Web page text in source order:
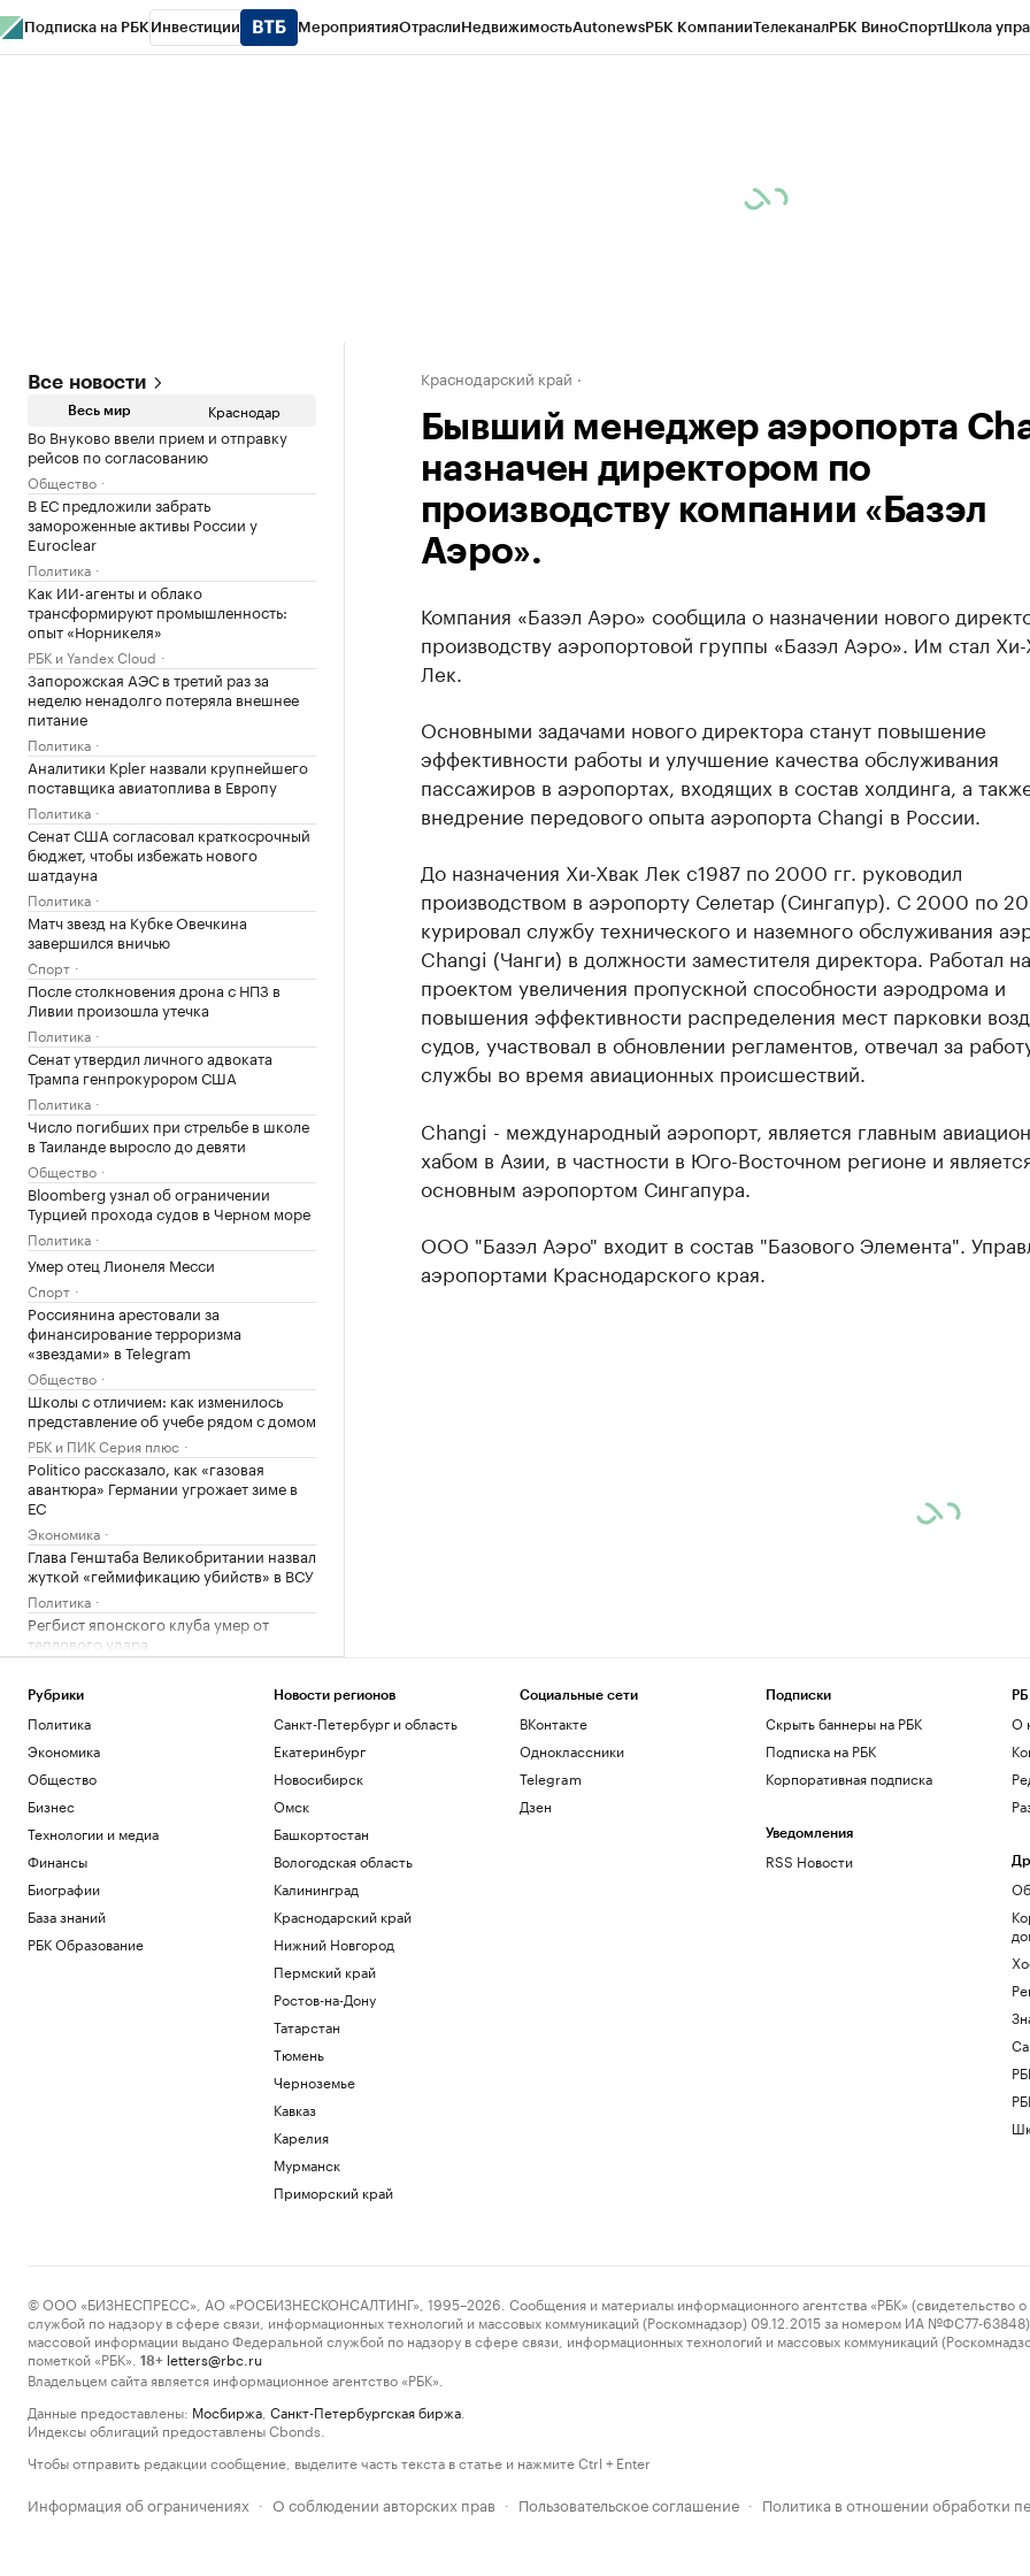
Подписка на РБК Инвестиции МероприятияОтраслиНедвижимостьAutonewsРБК КомпанииТелеканалРБК ВиноСпортШкола
Все новости
Весь мир Краснодар
Во Внуково ввели прием и отправку
рейсов по согласованию
Общество
В ЕС предложили забрать
замороженные активы России у
Euroclear
Политика
Как ИИ-агенты и облако
трансформируют промышленность:
опыт «Норникеля»
РБК и Yandex Cloud
Запорожская АЭС в третий раз за
неделю ненадолго потеряла внешнее
питание
Политика
Аналитики Kpler назвали крупнейшего
поставщика авиатоплива в Европу
Политика
Сенат США согласовал краткосрочный
бюджет, чтобы избежать нового
шатдауна
Политика
Матч звезд на Кубке Овечкина
завершился вничью
Спорт
После столкновения дрона с НПЗ в
Ливии произошла утечка
Политика
Сенат утвердил личного адвоката
Трампа генпрокурором США
Политика
Число погибших при стрельбе в школе
в Таиланде выросло до девяти
Общество
Bloomberg узнал об ограничении
Турцией прохода судов в Черном море
Политика
Умер отец Лионеля Месси
Спорт
Россиянина арестовали за
финансирование терроризма
«звездами» в Telegram
Общество
Школы с отличием: как изменилось
представление об учебе рядом с домом
РБК и ПИК Серия плюс
Politico рассказало, как «газовая
авантюра» Германии угрожает зиме в
ЕС
Экономика
Глава Генштаба Великобритании назвал
жуткой «геймификацию убийств» в ВСУ
Политика
Регбист японского клуба умер от
теплового удара
Фон дер Ляйен призвала перекрывать
Политика
Как выход на фондовый рынок изменил
компании малого бизнеса
РБК и МСП Банк
Обладатель Кубка Стэнли Кузнецов
подписал контракт с «Сибирью»
Спорт
Краснодарский край
Бывший менеджер аэропорта
назначен директором по
производству компании «Базэл
Аэро».
Компания «Базэл Аэро» сообщила о назначении нового
производству аэропортовой группы «Базэл Аэро». Им стал Хи-
Лек.
Основными задачами нового директора станут повышение
эффективности работы и улучшение качества обслуживания
пассажиров в аэропортах, входящих в состав холдинга, а
внедрение передового опыта аэропорта Changi в России.
До назначения Хи-Хвак Лек с1987 по 2000 гг. руководил
производством в аэропорту Селетар (Сингапур). С 2000 по
курировал службу технического и наземного обслуживания
Changi (Чанги) в должности заместителя директора. Работал
проектом увеличения пропускной способности аэродрома и
повышения эффективности распределения мест парковки
судов, участвовал в обновлении регламентов, отвечал за
службы во время авиационных происшествий.
Changi - международный аэропорт, является главным
хабом в Азии, в частности в Юго-Восточном регионе и
основным аэропортом Сингапура.
ООО "Базэл Аэро" входит в состав "Базового Элемента".
аэропортами Краснодарского края.
Рубрики
Политика
Экономика
Общество
Бизнес
Технологии и медиа
Финансы
Биографии
База знаний
РБК Образование
Новости регионов
Санкт-Петербург и область
Екатеринбург
Новосибирск
Омск
Башкортостан
Вологодская область
Калининград
Краснодарский край
Нижний Новгород
Пермский край
Ростов-на-Дону
Татарстан
Тюмень
Черноземье
Кавказ
Карелия
Мурманск
Приморский край
Социальные сети
ВКонтакте
Одноклассники
Telegram
Дзен
Подписки
Скрыть баннеры на РБК
Подписка на РБК
Корпоративная подписка
Уведомления
RSS Новости
О
© ООО «БИЗНЕСПРЕСС», АО «РОСБИЗНЕСКОНСАЛТИНГ», 1995–2026. Сообщения и материалы информационного агентства «РБК» (свидетельство о
службой по надзору в сфере связи, информационных технологий и массовых коммуникаций (Роскомнадзор) 09.12.2015 за номером ИА №ФС77-63848)
массовой информации выдано Федеральной службой по надзору в сфере связи, информационных технологий и массовых коммуникаций
пометкой «РБК».
18+ letters@rbc.ru
Владельцем сайта является информационное агентство «РБК».
Данные предоставлены: Мосбиржа Санкт-Петербургская биржа
Индексы облигаций предоставлены Cbonds.
Чтобы отправить редакции сообщение, выделите часть текста в статье и нажмите Ctrl + Enter
Информация об ограничениях · О соблюдении авторских прав · Пользовательское соглашение · Политика в отношении обработки